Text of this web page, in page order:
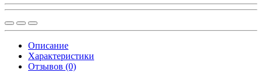
Описание
Характеристики
Отзывов (0)